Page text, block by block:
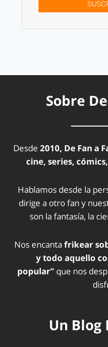
Sobre
Desde 2010, De Fan a
cine, series,
Hablamos desde la
dirige a otro fan y
son la fantasía, la
Nos encanta frikear
y todo aquello
popular” que nos
Un